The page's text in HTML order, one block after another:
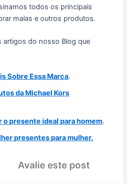
todos os principais
malas e outros produtos.
artigos do nosso Blog que
Sobre Essa Marca.
da Michael Kors
o presente ideal para homem.
presentes para mulher.
Avalie este post